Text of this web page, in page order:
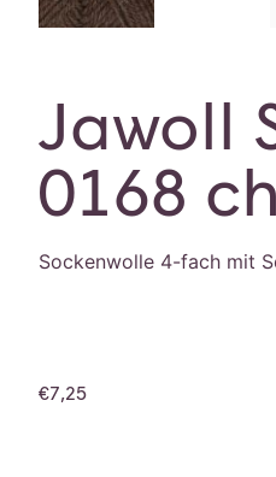
Jawoll
0168
Sockenwolle 4-fach mit
€7,25